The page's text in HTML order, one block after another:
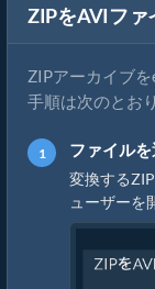
ZIPをAVIファ
ZIPアーカイブ
手順は次のとお
ファイルを
変換する
ューザーを